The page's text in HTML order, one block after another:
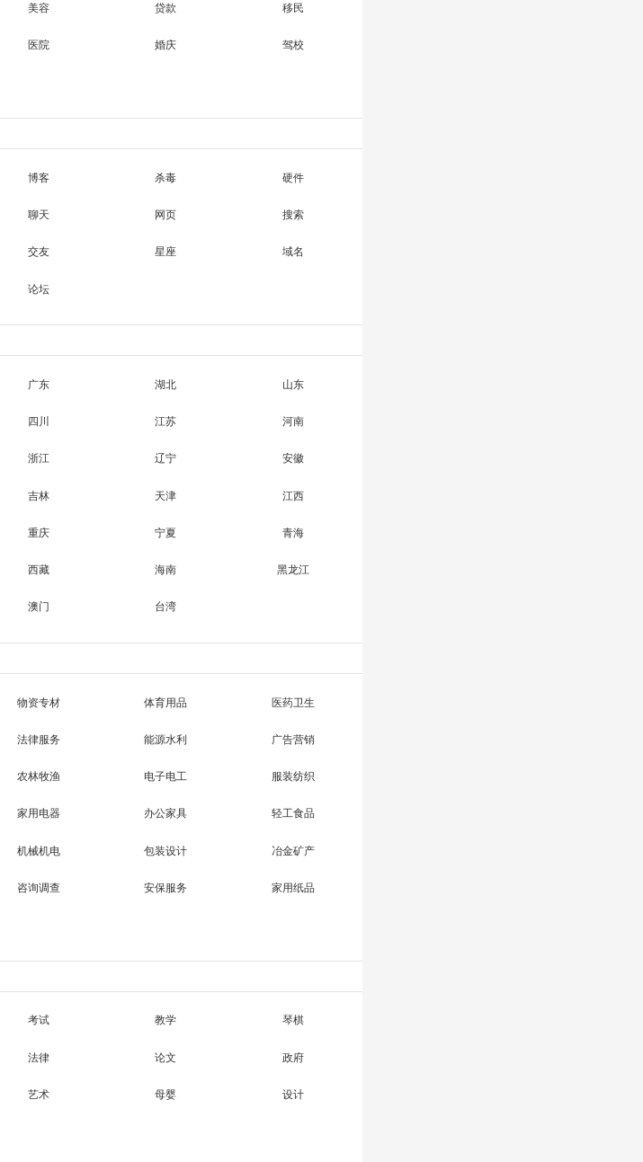
美容 贷款 移民
医院 婚庆 驾校
博客 杀毒 硬件
聊天 网页 搜索
交友 星座 域名
论坛
广东 湖北 山东
四川 江苏 河南
浙江 辽宁 安徽
吉林 天津 江西
重庆 宁夏 青海
西藏 海南 黑龙江
澳门 台湾
物资专材 体育用品 医药卫生
法律服务 能源水利 广告营销
农林牧渔 电子电工 服装纺织
家用电器 办公家具 轻工食品
机械机电 包装设计 冶金矿产
咨询调查 安保服务 家用纸品
考试 教学 琴棋
法律 论文 政府
艺术 母婴 设计